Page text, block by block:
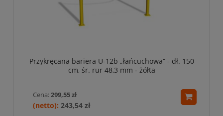
Przykręcana bariera U-12b „łańcuchowa“ - dł. 150
cm, śr. rur 48,3 mm - żółta
Cena: 299,55 zł
243,54 zł